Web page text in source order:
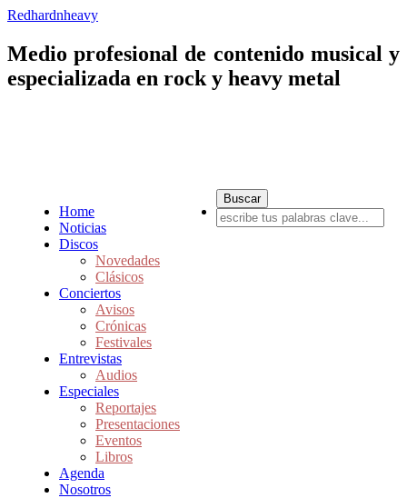
Redhardnheavy
Medio profesional de contenido musical y
especializada en rock y heavy metal
Home
Noticias
Discos
Novedades
Clásicos
Conciertos
Avisos
Crónicas
Festivales
Entrevistas
Audios
Especiales
Reportajes
Presentaciones
Eventos
Libros
Agenda
Nosotros